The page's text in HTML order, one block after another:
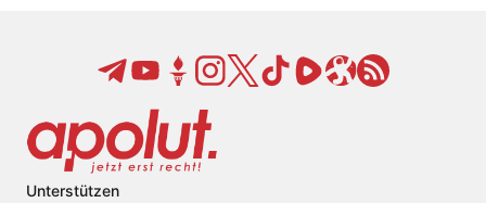
Unterstützen